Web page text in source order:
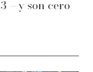
—y son cero